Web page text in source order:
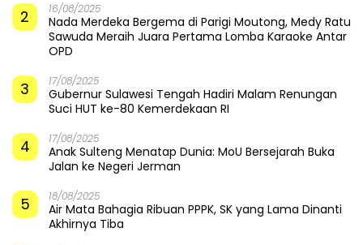
2 16/08/2025
Nada Merdeka Bergema di Parigi Moutong, Medy Ratu
Sawuda Meraih Juara Pertama Lomba Karaoke Antar
OPD
3 17/08/2025
Gubernur Sulawesi Tengah Hadiri Malam Renungan
Suci HUT ke-80 Kemerdekaan RI
4 17/08/2025
Anak Sulteng Menatap Dunia: MoU Bersejarah Buka
Jalan ke Negeri Jerman
5 18/08/2025
Air Mata Bahagia Ribuan PPPK, SK yang Lama Dinanti
Akhirnya Tiba